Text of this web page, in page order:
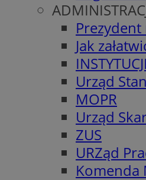
Prezydent
Jak
Urząd
MOPR
Urząd
ZUS
URZąd
Komenda